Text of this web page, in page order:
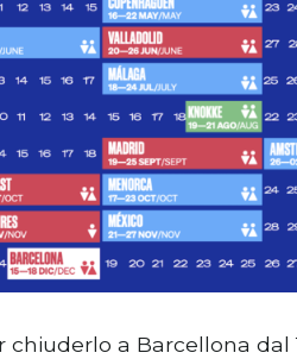
a Barcellona dal